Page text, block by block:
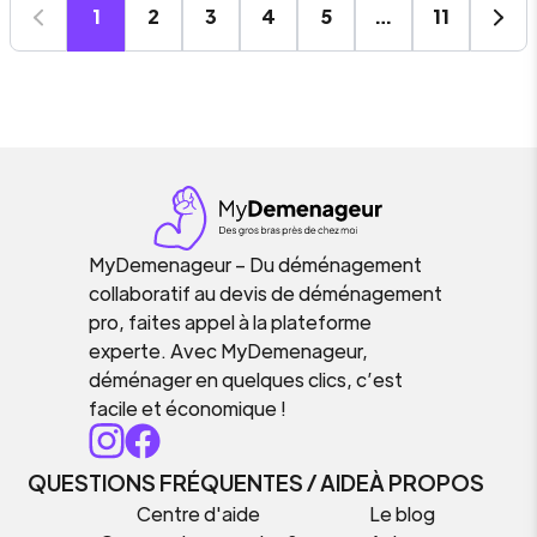
1 2 3 4 5 … 11
MyDemenageur – Du déménagement
collaboratif au devis de déménagement
pro, faites appel à la plateforme
experte. Avec MyDemenageur,
déménager en quelques clics, c’est
facile et économique !
QUESTIONS FRÉQUENTES / AIDE
Centre d'aide
À PROPOS
Le blog